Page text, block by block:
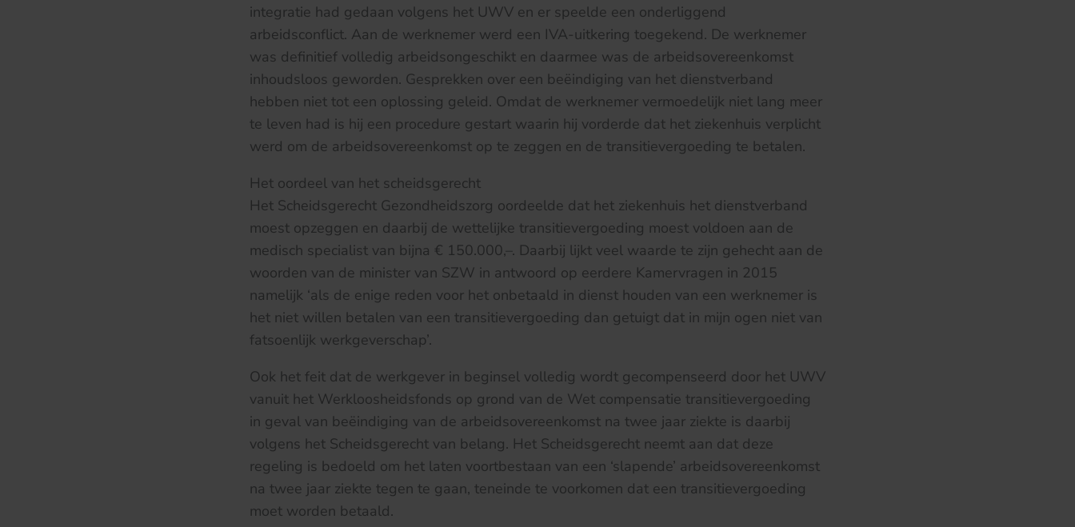
integratie had gedaan volgens het UWV en er speelde een onderliggend
arbeidsconflict. Aan de werknemer werd een IVA-uitkering toegekend. De werknemer
was definitief volledig arbeidsongeschikt en daarmee was de arbeidsovereenkomst
inhoudsloos geworden. Gesprekken over een beëindiging van het dienstverband
hebben niet tot een oplossing geleid. Omdat de werknemer vermoedelijk niet lang meer
te leven had is hij een procedure gestart waarin hij vorderde dat het ziekenhuis verplicht
werd om de arbeidsovereenkomst op te zeggen en de transitievergoeding te betalen.
Het oordeel van het scheidsgerecht
Het Scheidsgerecht Gezondheidszorg oordeelde dat het ziekenhuis het dienstverband
moest opzeggen en daarbij de wettelijke transitievergoeding moest voldoen aan de
medisch specialist van bijna € 150.000,–. Daarbij lijkt veel waarde te zijn gehecht aan de
woorden van de minister van SZW in antwoord op eerdere Kamervragen in 2015
namelijk ‘als de enige reden voor het onbetaald in dienst houden van een werknemer is
het niet willen betalen van een transitievergoeding dan getuigt dat in mijn ogen niet van
fatsoenlijk werkgeverschap’.
Ook het feit dat de werkgever in beginsel volledig wordt gecompenseerd door het UWV
vanuit het Werkloosheidsfonds op grond van de Wet compensatie transitievergoeding
in geval van beëindiging van de arbeidsovereenkomst na twee jaar ziekte is daarbij
volgens het Scheidsgerecht van belang. Het Scheidsgerecht neemt aan dat deze
regeling is bedoeld om het laten voortbestaan van een ‘slapende’ arbeidsovereenkomst
na twee jaar ziekte tegen te gaan, teneinde te voorkomen dat een transitievergoeding
moet worden betaald.